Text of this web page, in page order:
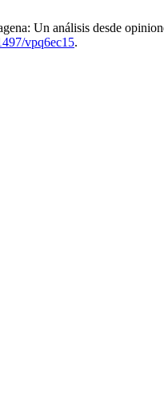
Un análisis desde
vpq6ec15.